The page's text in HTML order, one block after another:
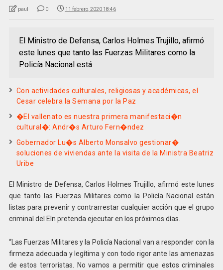
paul 0 11 febrero, 2020 18:46
El Ministro de Defensa, Carlos Holmes Trujillo, afirmó
este lunes que tanto las Fuerzas Militares como la
Policía Nacional está
Con actividades culturales, religiosas y académicas, el
Cesar celebra la Semana por la Paz
�El vallenato es nuestra primera manifestaci�n
cultural�: Andr�s Arturo Fern�ndez
Gobernador Lu�s Alberto Monsalvo gestionar�
soluciones de viviendas ante la visita de la Ministra Beatriz
Uribe
El Ministro de Defensa, Carlos Holmes Trujillo, afirmó este lunes
que tanto las Fuerzas Militares como la Policía Nacional están
listas para prevenir y contrarrestar cualquier acción que el grupo
criminal del Eln pretenda ejecutar en los próximos días.
“Las Fuerzas Militares y la Policía Nacional van a responder con la
firmeza adecuada y legítima y con todo rigor ante las amenazas
de estos terroristas. No vamos a permitir que estos criminales